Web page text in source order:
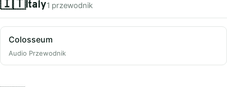
🇮🇹Italy1 przewodnik
Colosseum
Audio Przewodnik